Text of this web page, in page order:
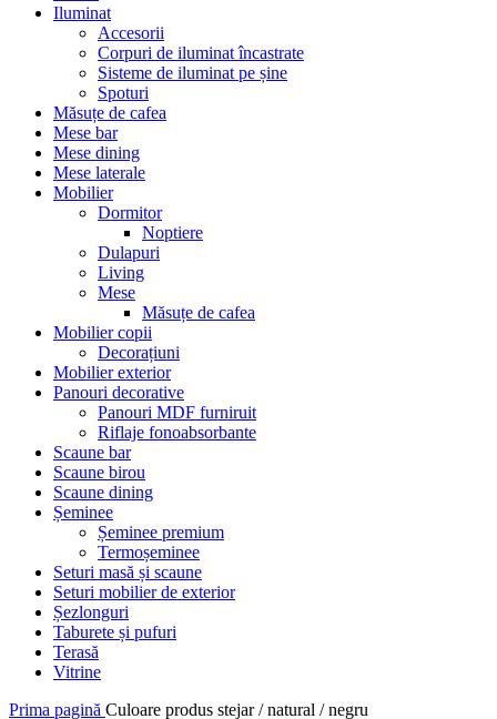
Iluminat
Accesorii
Corpuri de iluminat încastrate
Sisteme de iluminat pe șine
Spoturi
Măsuțe de cafea
Mese bar
Mese dining
Mese laterale
Mobilier
Dormitor
Noptiere
Dulapuri
Living
Mese
Măsuțe de cafea
Mobilier copii
Decorațiuni
Mobilier exterior
Panouri decorative
Panouri MDF furniruit
Riflaje fonoabsorbante
Scaune bar
Scaune birou
Scaune dining
Șeminee
Șeminee premium
Termoșeminee
Seturi masă și scaune
Seturi mobilier de exterior
Șezlonguri
Taburete și pufuri
Terasă
Vitrine
Prima pagină Culoare produs stejar / natural / negru